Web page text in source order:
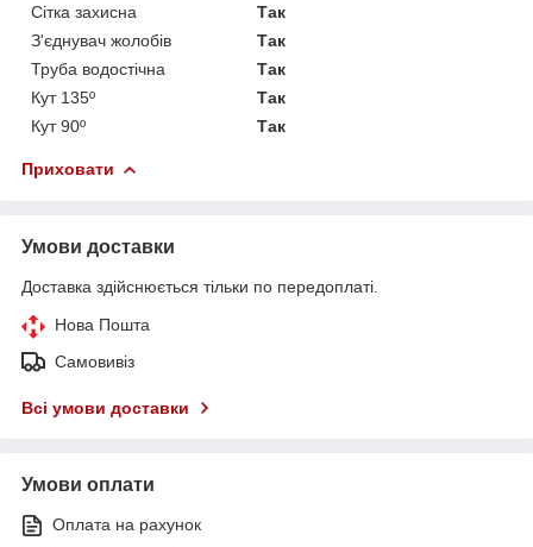
Сітка захисна
Так
З'єднувач жолобів
Так
Труба водостічна
Так
Кут 135º
Так
Кут 90º
Так
Приховати
Умови доставки
Доставка здійснюється тільки по передоплаті.
Нова Пошта
Самовивіз
Всі умови доставки
Умови оплати
Оплата на рахунок